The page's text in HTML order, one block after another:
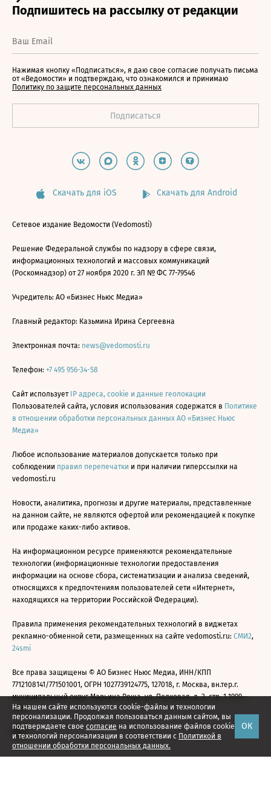
На нашем сайте используются cookie-файлы и технологии
персонализации. Продолжая пользоваться данным сайтом, вы
подтверждаете свое согласие на использование файлов cookie
и технологий персонализации в соответствии с Политикой в
отношении обработки персональных данных.
ОК
Нажимая кнопку «Подписаться», я даю свое согласие получать письма
от «Ведомости» и подтверждаю, что ознакомился и принимаю
Политику по защите персональных данных
Скачать для iOS Скачать для Android
Сетевое издание Ведомости (Vedomosti)
Решение Федеральной службы по надзору в сфере связи,
информационных технологий и массовых коммуникаций
(Роскомнадзор) от 27 ноября 2020 г. ЭЛ № ФС 77-79546
Учредитель: АО «Бизнес Ньюс Медиа»
Главный редактор: Казьмина Ирина Сергеевна
Электронная почта: news@vedomosti.ru
Телефон: +7 495 956-34-58
Сайт использует IP адреса, cookie и данные геолокации
Пользователей сайта, условия использования содержатся в Политике
в отношении обработки персональных данных АО «Бизнес Ньюс
Медиа»
Любое использование материалов допускается только при
соблюдении правил перепечатки и при наличии гиперссылки на
vedomosti.ru
Новости, аналитика, прогнозы и другие материалы, представленные
на данном сайте, не являются офертой или рекомендацией к покупке
или продаже каких-либо активов.
На информационном ресурсе применяются рекомендательные
технологии (информационные технологии предоставления
информации на основе сбора, систематизации и анализа сведений,
относящихся к предпочтениям пользователей сети «Интернет»,
находящихся на территории Российской Федерации).
Правила применения рекомендательных технологий в виджетах
рекламно-обменной сети, размещенных на сайте vedomosti.ru: СМИ2,
24smi
Все права защищены © АО Бизнес Ньюс Медиа, ИНН/КПП
7712108141/771501001, ОГРН 1027739124775, 127018, г. Москва, вн.тер.г.
муниципальный округ Марьина Роща, ул. Полковая, д. 3, стр. 1 1999—
2026